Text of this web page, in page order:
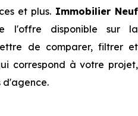
et plus. Immobilier Neuf
l'offre disponible sur la
de comparer, filtrer et
correspond à votre projet,
d'agence.